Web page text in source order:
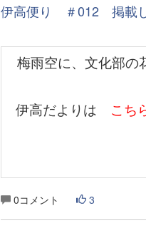
伊高便り ＃012 掲載
梅雨空に、文化部の
伊高だよりは こち
0コメント 3